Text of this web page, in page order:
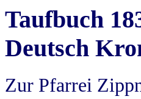
Taufbuch
Deutsch
Zur Pfarrei